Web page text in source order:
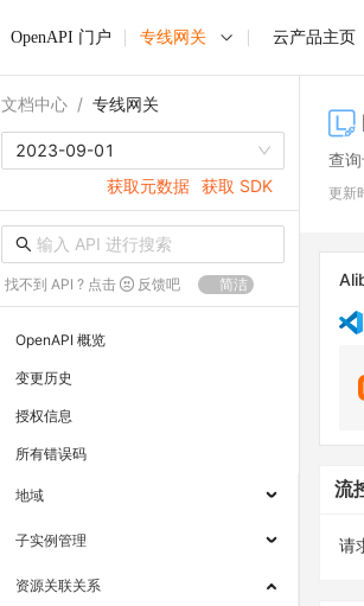
OpenAPI 门户 专线网关 云产品主页
文档中心 / 专线网关
2023-09-01
获取元数据 获取 SDK
找不到 API ? 点击 反馈吧 简洁
OpenAPI 概览
变更历史
授权信息
所有错误码
地域
子实例管理
资源关联关系
查
更新
流
请